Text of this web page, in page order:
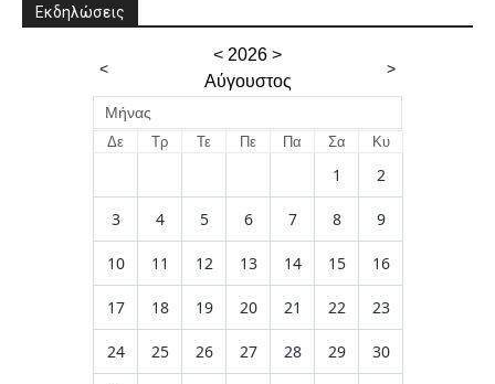
Εκδηλώσεις
<
< 2026 >
Αύγουστος
>
Μήνας
Δε Τρ Τε Πε Πα Σα Κυ
1 2
3 4 5 6 7 8 9
10 11 12 13 14 15 16
17 18 19 20 21 22 23
24 25 26 27 28 29 30